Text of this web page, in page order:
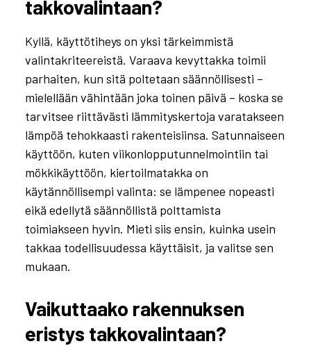
takkovalintaan?
Kyllä, käyttötiheys on yksi tärkeimmistä
valintakriteereistä. Varaava kevyttakka toimii
parhaiten, kun sitä poltetaan säännöllisesti –
mielellään vähintään joka toinen päivä – koska se
tarvitsee riittävästi lämmityskertoja varatakseen
lämpöä tehokkaasti rakenteisiinsa. Satunnaiseen
käyttöön, kuten viikonlopputunnelmointiin tai
mökkikäyttöön, kiertoilmatakka on
käytännöllisempi valinta: se lämpenee nopeasti
eikä edellytä säännöllistä polttamista
toimiakseen hyvin. Mieti siis ensin, kuinka usein
takkaa todellisuudessa käyttäisit, ja valitse sen
mukaan.
Vaikuttaako rakennuksen
eristys takkovalintaan?